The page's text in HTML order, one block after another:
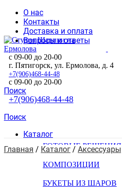
О нас
Контакты
Доставка и оплата
Вопросы и ответы
с 09-00 до 20-00
+7(906)468-44-48
Поиск
г. Пятигорск, ул. Ермолова, д. 4
с 09-00 до 20-00
+7(906)468-44-48
Поиск
Каталог
ГОТОВЫЕ РЕШЕНИЯ
КОМПОЗИЦИИ
БУКЕТЫ ИЗ ШАРОВ
Главная / Каталог / Аксессуары